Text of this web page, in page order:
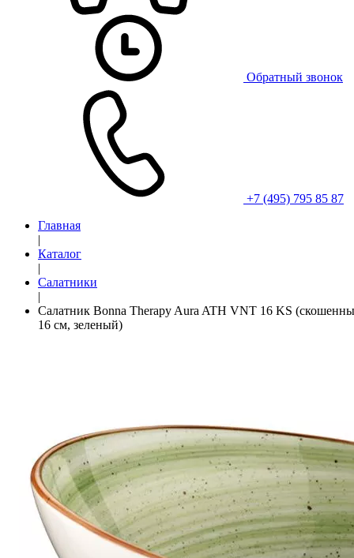
Обратный звонок
+7 (495) 795 85 87
Главная
|
Каталог
|
Салатники
|
Салатник Bonna Therapy Aura ATH VNT 16 KS
16 см, зеленый)